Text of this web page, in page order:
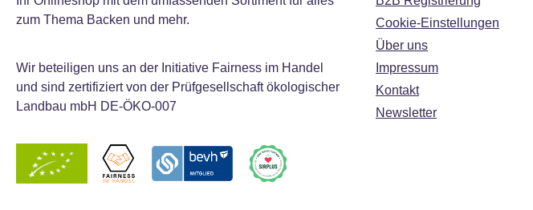
zum Thema Backen und mehr.
Wir beteiligen uns an der Initiative Fairness im Handel
und sind zertifiziert von der Prüfgesellschaft ökologischer
Landbau mbH DE-ÖKO-007
Cookie-Einstellungen
Über uns
Impressum
Kontakt
Newsletter